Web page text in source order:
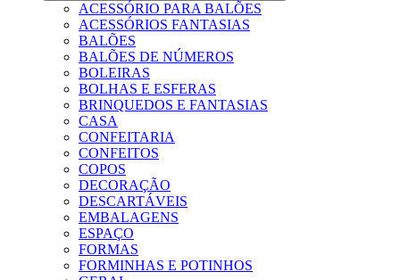
ACESSÓRIO PARA BALÕES
ACESSÓRIOS FANTASIAS
BALÕES
BALÕES DE NÚMEROS
BOLEIRAS
BOLHAS E ESFERAS
BRINQUEDOS E FANTASIAS
CASA
CONFEITARIA
CONFEITOS
COPOS
DECORAÇÃO
DESCARTÁVEIS
EMBALAGENS
ESPAÇO
FORMAS
FORMINHAS E POTINHOS